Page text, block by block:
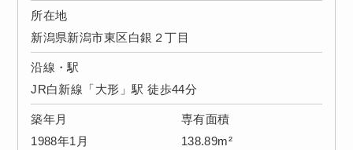
所在地
新潟県新潟市東区白銀２丁目
沿線・駅
JR白新線「大形」駅 徒歩44分
築年月
1988年1月
専有面積
138.89m²